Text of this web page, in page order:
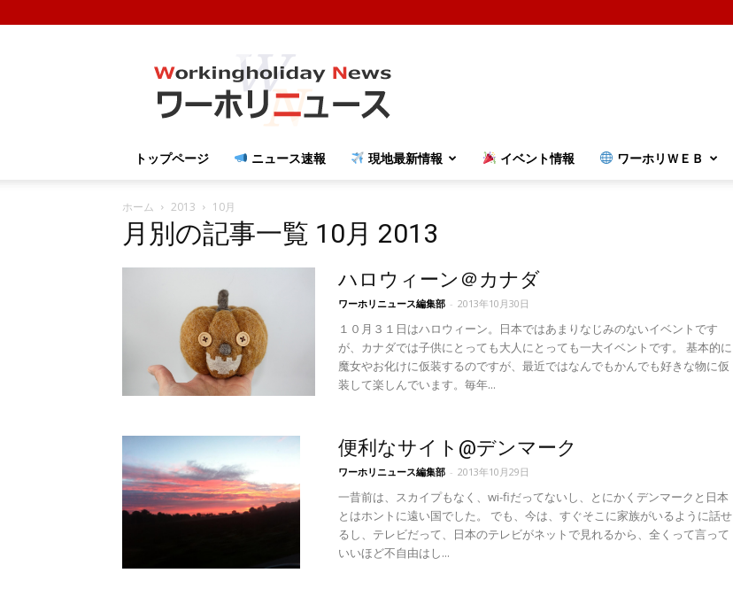
ー
ホ
リ
ュ
トップページ ニュース速報 現地最新情報 イベント情報 ワーホリＷＥＢ
ホーム 2013 10月
月別の記事一覧 10月 2013
ハロウィーン＠カナダ
ワーホリニュース編集部 - 2013年10月30日
１０月３１日はハロウィーン。日本ではあまりなじみのないイベントです
が、カナダでは子供にとっても大人にとっても一大イベントです。 基本的に
魔女やお化けに仮装するのですが、最近ではなんでもかんでも好きな物に仮
装して楽しんでいます。毎年...
便利なサイト@デンマーク
ワーホリニュース編集部 - 2013年10月29日
一昔前は、スカイプもなく、wi-fiだってないし、とにかくデンマークと日本
とはホントに遠い国でした。 でも、今は、すぐそこに家族がいるように話せ
るし、テレビだって、日本のテレビがネットで見れるから、全くって言って
いいほど不自由はし...